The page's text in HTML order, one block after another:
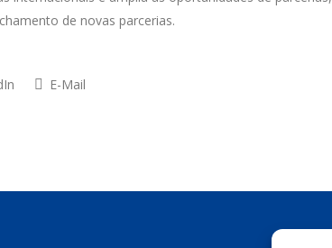
de novas parcerias.
E-Mail